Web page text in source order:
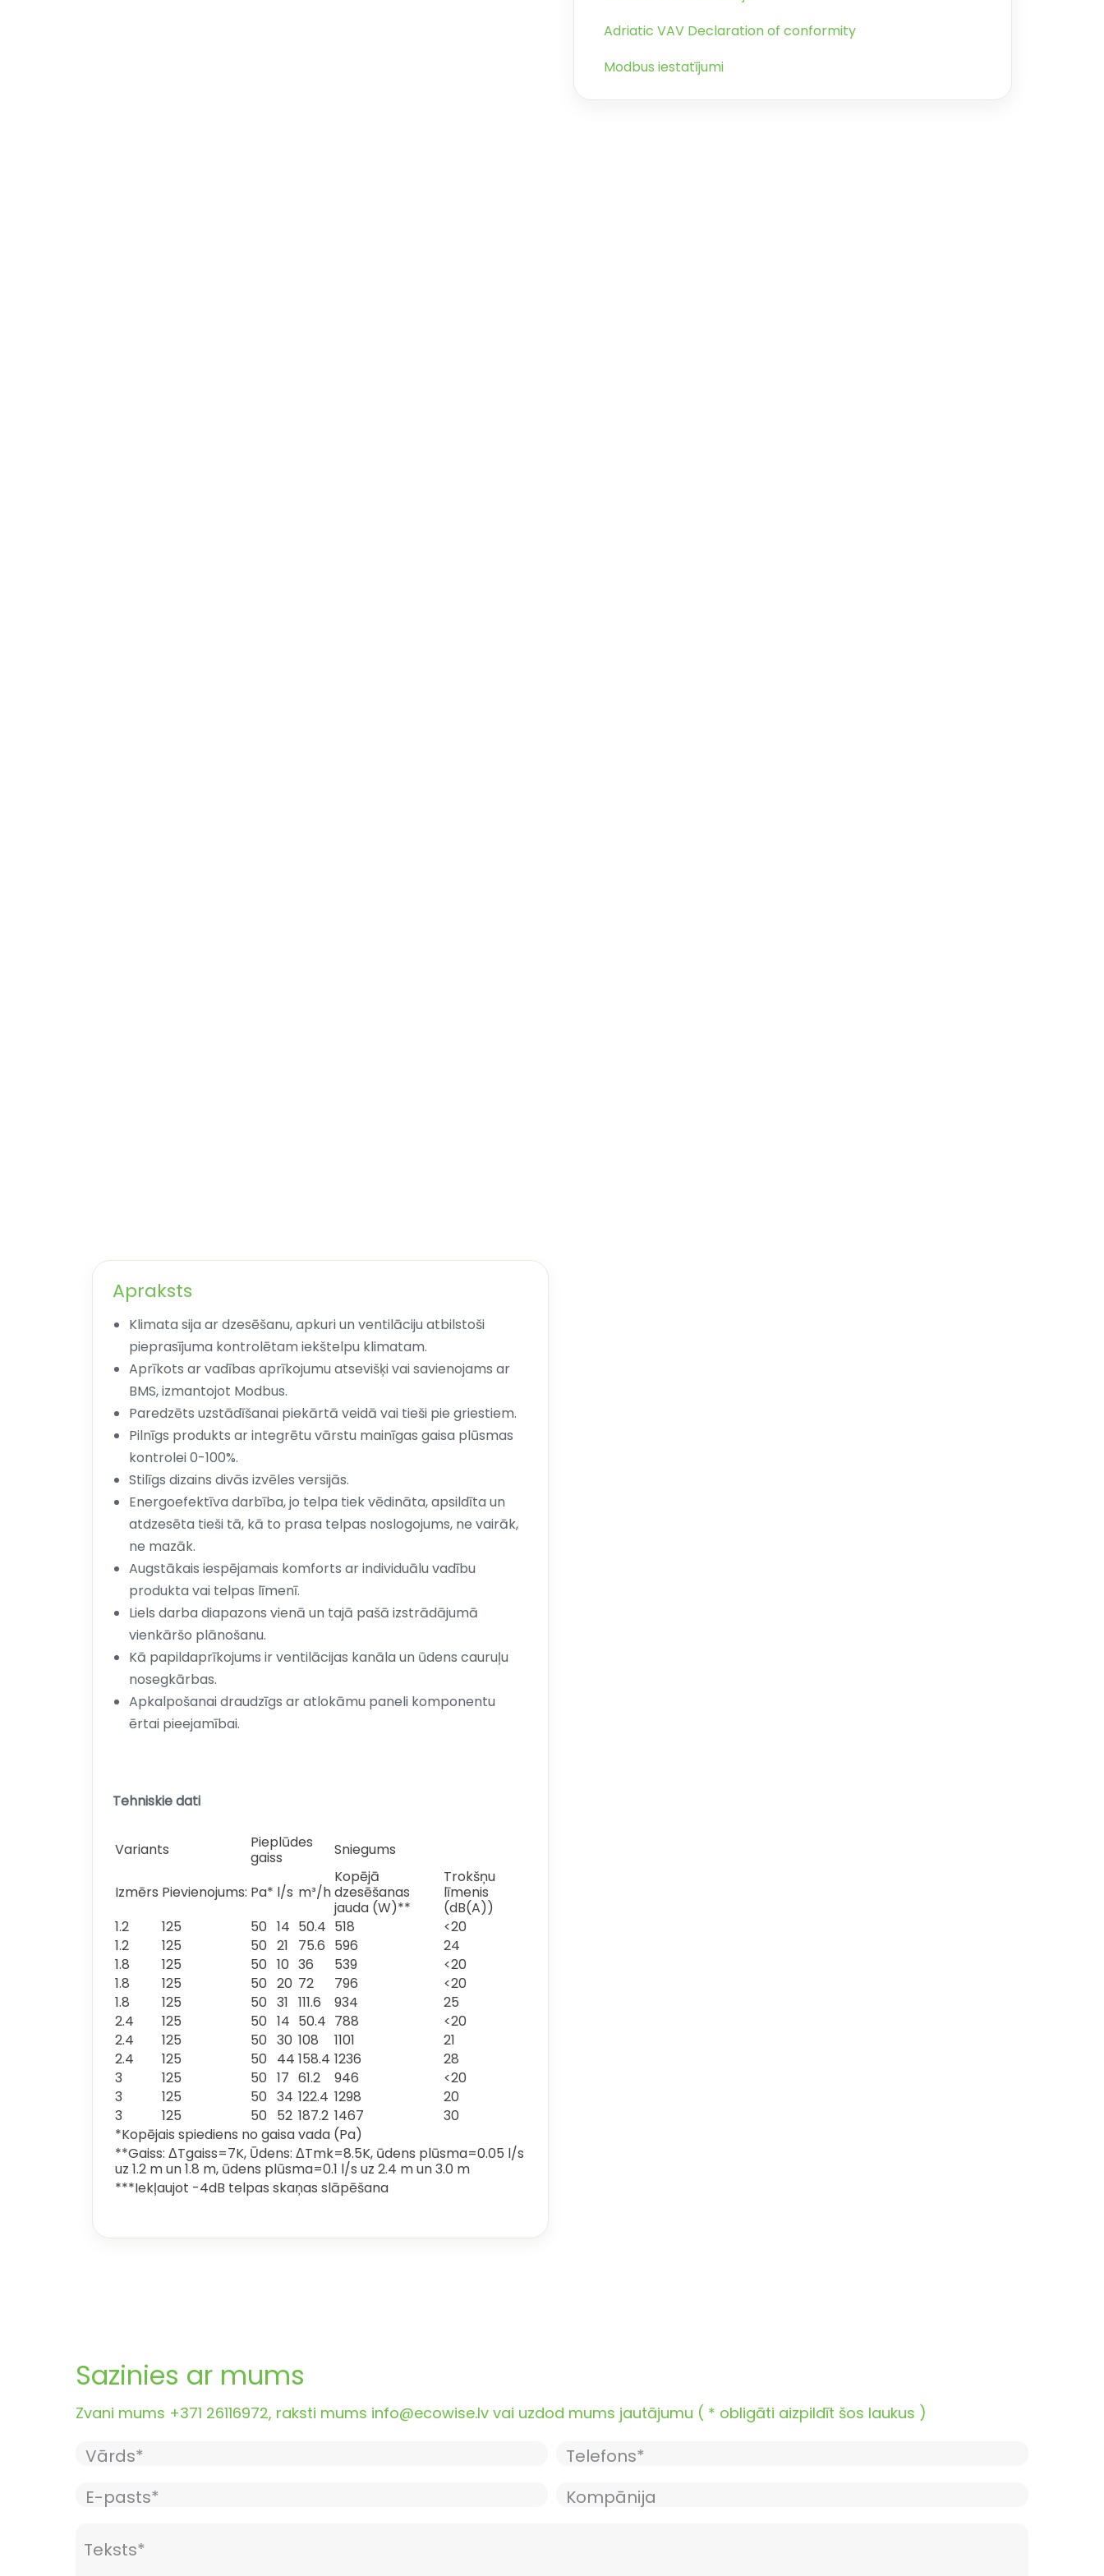
Adriatic VAV Declaration of conformity
Modbus iestatījumi
Apraksts
Klimata sija ar dzesēšanu, apkuri un ventilāciju atbilstoši
pieprasījuma kontrolētam iekštelpu klimatam.
Aprīkots ar vadības aprīkojumu atsevišķi vai savienojams ar
BMS, izmantojot Modbus.
Paredzēts uzstādīšanai piekārtā veidā vai tieši pie griestiem.
Pilnīgs produkts ar integrētu vārstu mainīgas gaisa plūsmas
kontrolei 0-100%.
Stilīgs dizains divās izvēles versijās.
Energoefektīva darbība, jo telpa tiek vēdināta, apsildīta un
atdzesēta tieši tā, kā to prasa telpas noslogojums, ne vairāk,
ne mazāk.
Augstākais iespējamais komforts ar individuālu vadību
produkta vai telpas līmenī.
Liels darba diapazons vienā un tajā pašā izstrādājumā
vienkāršo plānošanu.
Kā papildaprīkojums ir ventilācijas kanāla un ūdens cauruļu
nosegkārbas.
Apkalpošanai draudzīgs ar atlokāmu paneli komponentu
ērtai pieejamībai.
Tehniskie dati
Variants
Pieplūdes
gaiss
Sniegums
Izmērs Pievienojums: Pa* l/s m³/h
Kopējā
dzesēšanas
jauda (W)**
Trokšņu
līmenis
(dB(A))
1.2
125 50 14 50.4 518
<20
1.2
125 50 21 75.6 596
24
1.8
125 50 10 36 539
<20
1.8
125 50 20 72 796
<20
1.8
125 50 31 111.6 934
25
2.4
125 50 14 50.4 788
<20
2.4
125 50 30 108 1101
21
2.4
125 50 44 158.4 1236
28
3
125 50 17 61.2 946
<20
3
125 50 34 122.4 1298
20
3
125 50 52 187.2 1467
30
*Kopējais spiediens no gaisa vada (Pa)
**Gaiss: ΔTgaiss=7K, Ūdens: ΔTmk=8.5K, ūdens plūsma=0.05 l/s
uz 1.2 m un 1.8 m, ūdens plūsma=0.1 l/s uz 2.4 m un 3.0 m
***Iekļaujot -4dB telpas skaņas slāpēšana
Sazinies ar mums
Zvani mums +371 26116972, raksti mums info@ecowise.lv vai uzdod mums jautājumu ( * obligāti aizpildīt šos laukus )